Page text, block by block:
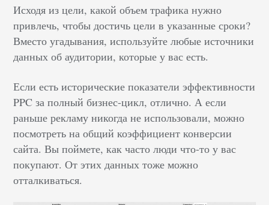
Исходя из цели, какой объем трафика нужно
привлечь, чтобы достичь цели в указанные сроки?
Вместо угадывания, используйте любые источники
данных об аудитории, которые у вас есть.
Если есть исторические показатели эффективности
PPC за полный бизнес-цикл, отлично. А если
раньше рекламу никогда не использовали, можно
посмотреть на общий коэффициент конверсии
сайта. Вы поймете, как часто люди что-то у вас
покупают. От этих данных тоже можно
отталкиваться.